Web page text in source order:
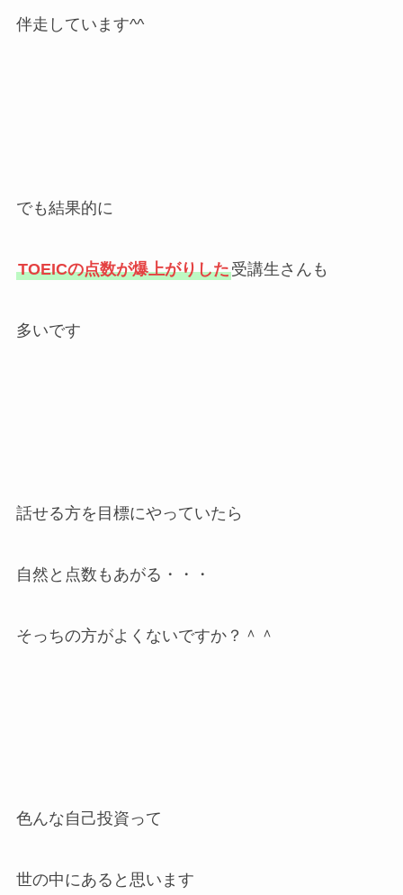
伴走しています^^
でも結果的に
TOEICの点数が爆上がりした受講生さんも
多いです
話せる方を目標にやっていたら
自然と点数もあがる・・・
そっちの方がよくないですか？＾＾
色んな自己投資って
世の中にあると思います